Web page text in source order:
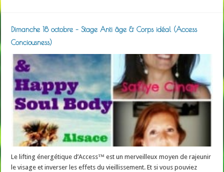
Dimanche 18 octobre – Stage Anti âge & Corps idéal (Access
Conciousness)
Le lifting énergétique d’Access™ est un merveilleux moyen de rajeunir
le visage et inverser les effets du vieillissement. Et si vous pouviez